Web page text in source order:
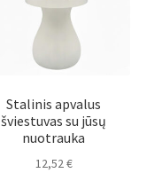
Stalinis apvalus
šviestuvas su jūsų
nuotrauka
12,52€